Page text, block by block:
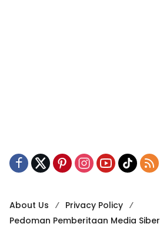
About Us
Privacy Policy
Pedoman Pemberitaan Media Siber